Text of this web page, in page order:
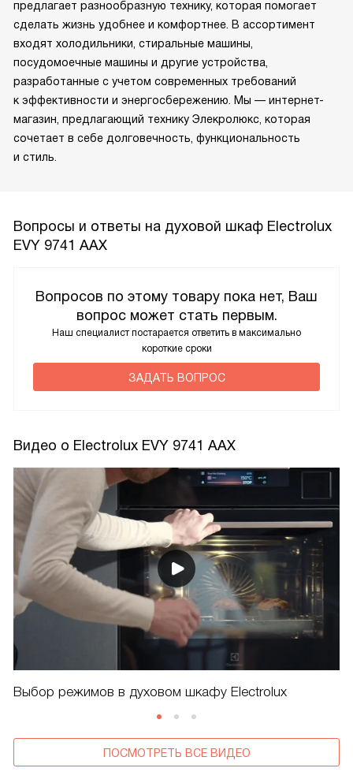
предлагает разнообразную технику, которая помогает
сделать жизнь удобнее и комфортнее. В ассортимент
входят холодильники, стиральные машины,
посудомоечные машины и другие устройства,
разработанные с учетом современных требований
к эффективности и энергосбережению. Мы — интернет-
магазин, предлагающий технику Элекролюкс, которая
сочетает в себе долговечность, функциональность
и стиль.
Вопросы и ответы на духовой шкаф Electrolux
EVY 9741 AAX
Вопросов по этому товару пока нет, Ваш
вопрос может стать первым.
Наш специалист постарается ответить в максимально
короткие сроки
ЗАДАТЬ ВОПРОС
Видео о Electrolux EVY 9741 AAX
Выбор режимов в духовом шкафу Electrolux
ПОСМОТРЕТЬ ВСЕ ВИДЕО